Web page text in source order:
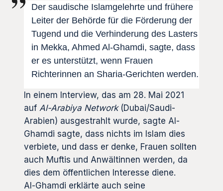
Der saudische Islamgelehrte und frühere
Leiter der Behörde für die Förderung der
Tugend und die Verhinderung des Lasters
in Mekka, Ahmed Al-Ghamdi, sagte, dass
er es unterstützt, wenn Frauen
Richterinnen an Sharia-Gerichten werden.
In einem Interview, das am 28. Mai 2021
auf Al-Arabiya Network(Dubai/Saudi-
Arabien) ausgestrahlt wurde, sagte Al-
Ghamdi sagte, dass nichts im Islam dies
verbiete, und dass er denke, Frauen sollten
auch Muftis und Anwältinnen werden, da
dies dem öffentlichen Interesse diene.
Al-Ghamdi erklärte auch seine